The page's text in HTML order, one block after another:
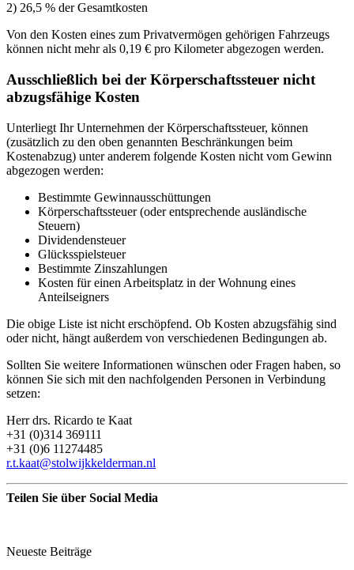
2) 26,5 % der Gesamtkosten
Von den Kosten eines zum Privatvermögen gehörigen Fahrzeugs
können nicht mehr als 0,19 € pro Kilometer abgezogen werden.
Ausschließlich bei der Körperschaftssteuer nicht
abzugsfähige Kosten
Unterliegt Ihr Unternehmen der Körperschaftssteuer, können
(zusätzlich zu den oben genannten Beschränkungen beim
Kostenabzug) unter anderem folgende Kosten nicht vom Gewinn
abgezogen werden:
Bestimmte Gewinnausschüttungen
Körperschaftssteuer (oder entsprechende ausländische
Steuern)
Dividendensteuer
Glücksspielsteuer
Bestimmte Zinszahlungen
Kosten für einen Arbeitsplatz in der Wohnung eines
Anteilseigners
Die obige Liste ist nicht erschöpfend. Ob Kosten abzugsfähig sind
oder nicht, hängt außerdem von verschiedenen Bedingungen ab.
Sollten Sie weitere Informationen wünschen oder Fragen haben, so
können Sie sich mit den nachfolgenden Personen in Verbindung
setzen:
Herr drs. Ricardo te Kaat
+31 (0)314 369111
+31 (0)6 11274485
r.t.kaat@stolwijkkelderman.nl
Teilen Sie über Social Media
Neueste Beiträge